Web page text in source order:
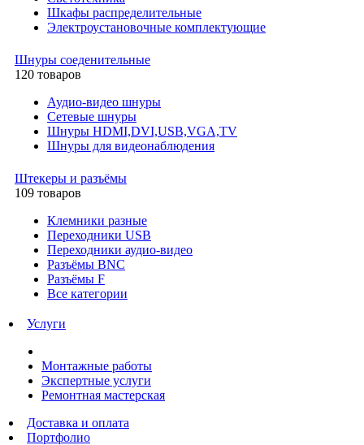
Шкафы распределительные
Электроустановочные комплектующие
Шнуры соеденительные
120 товаров
Аудио-видео шнуры
Сетевые шнуры
Шнуры HDMI,DVI,USB,VGA,TV
Шнуры для видеонаблюдения
Штекеры и разъёмы
109 товаров
Клемники разные
Переходники USB
Переходники аудио-видео
Разъёмы BNC
Разъёмы F
Все категории
Услуги
Монтажные работы
Экспертные услуги
Ремонтная мастерская
Доставка и оплата
Портфолио